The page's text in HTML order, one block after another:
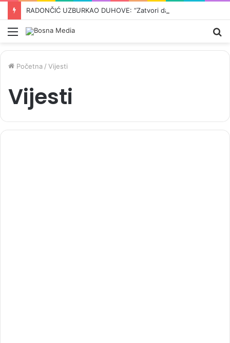
Meni
Početna / Vijesti
Vijesti